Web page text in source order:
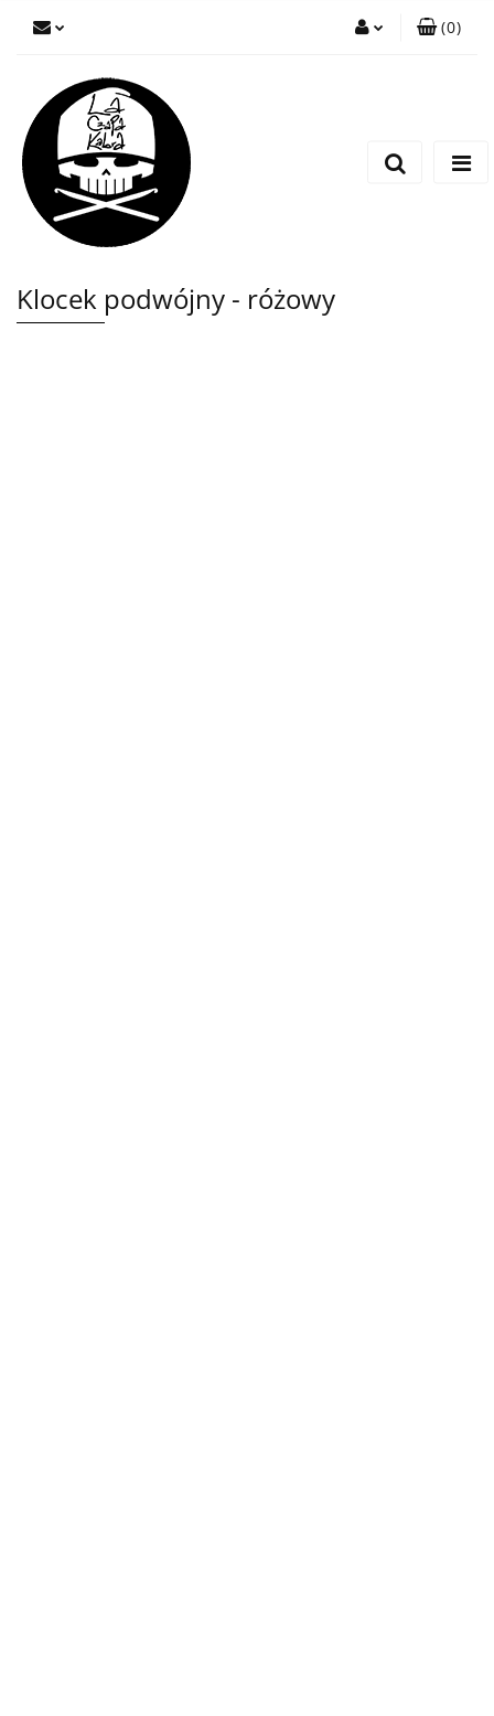
(0)
Klocek podwójny - różowy